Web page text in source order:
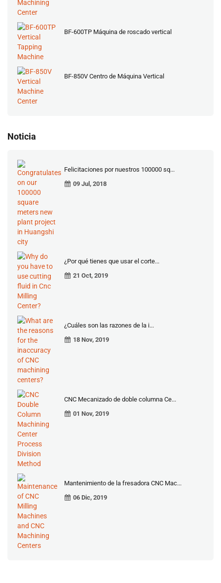
BF-600TP Máquina de roscado vertical
BF-850V Centro de Máquina Vertical
Noticia
Felicitaciones por nuestros 100000 sq...
09 Jul, 2018
¿Por qué tienes que usar el corte...
21 Oct, 2019
¿Cuáles son las razones de la i...
18 Nov, 2019
CNC Mecanizado de doble columna Ce...
01 Nov, 2019
Mantenimiento de la fresadora CNC Mac...
06 Dic, 2019